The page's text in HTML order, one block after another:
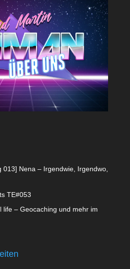
013] Nena – Irgendwie, Irgendwo,
TE#053
life – Geocaching und mehr im